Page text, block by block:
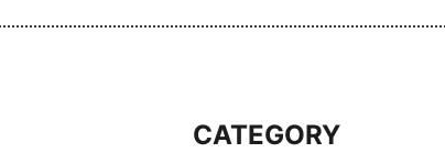
CATEGORY